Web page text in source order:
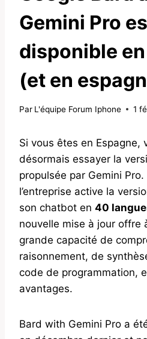
Gemini Pro
disponible
(et en
Par L'équipe Forum Iphone 1
Si vous êtes en Espagne,
désormais essayer la
propulsée par Gemini
l’entreprise active la
son chatbot en 40
nouvelle mise à jour offre
grande capacité de
raisonnement, de
code de programmation,
avantages.
Bard with Gemini Pro a